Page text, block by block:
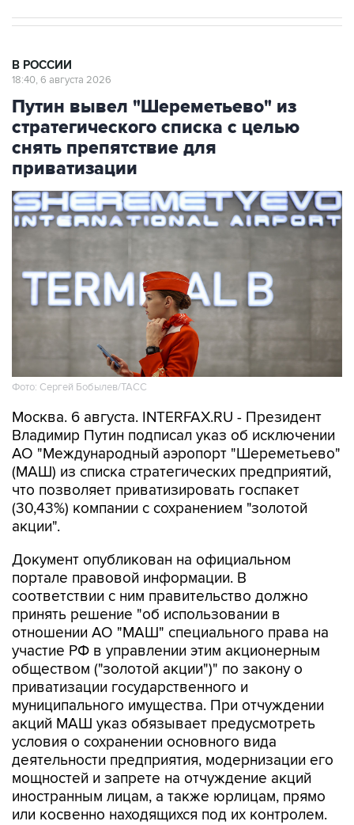
В РОССИИ
18:40, 6 августа 2026
Путин вывел "Шереметьево" из
стратегического списка с целью
снять препятствие для
приватизации
Фото: Сергей Бобылев/ТАСС
Москва. 6 августа. INTERFAX.RU - Президент
Владимир Путин подписал указ об исключении
АО "Международный аэропорт "Шереметьево"
(МАШ) из списка стратегических предприятий,
что позволяет приватизировать госпакет
(30,43%) компании с сохранением "золотой
акции".
Документ опубликован на официальном
портале правовой информации. В
соответствии с ним правительство должно
принять решение "об использовании в
отношении АО "МАШ" специального права на
участие РФ в управлении этим акционерным
обществом ("золотой акции")" по закону о
приватизации государственного и
муниципального имущества. При отчуждении
акций МАШ указ обязывает предусмотреть
условия о сохранении основного вида
деятельности предприятия, модернизации его
мощностей и запрете на отчуждение акций
иностранным лицам, а также юрлицам, прямо
или косвенно находящихся под их контролем.